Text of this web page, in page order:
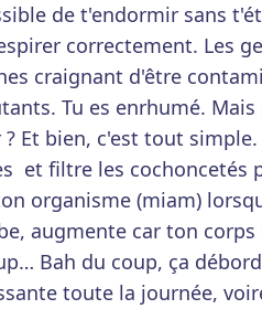
de t'endormir sans
correctement. Les
craignant d'être
Tu es enrhumé.
? Et bien, c'est tout
et filtre les
organisme (miam)
augmente car ton
Bah du coup, ça
toute la journée,